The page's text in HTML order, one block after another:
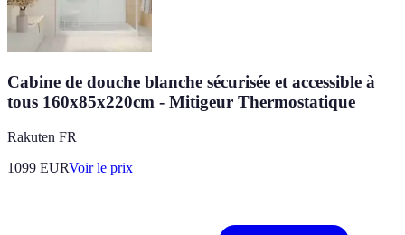
Cabine de douche blanche sécurisée et accessible à
tous 160x85x220cm - Mitigeur Thermostatique
Rakuten FR
1099 EURVoir le prix